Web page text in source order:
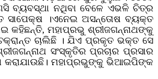
ବ୍ୟବସ୍ଥା ନଥିବା ବେଳେ ଏଭଳି ଚିତ୍ର
ସାପେକ୍ଷ ।ଏନେଇ ଅସନ୍ତୋଷ ବ୍ୟକ୍ତ
କହିଛନ୍ତି, ମହାପ୍ରଭୁ ଶ୍ରୀଜଗନ୍ନାଥଙ୍କୁ
ଚାଲିଛି । ଯିଏ ପ୍ରକୃତ ଭକ୍ତ ସେ
ସଂସ୍କୃତିର ପ୍ରଚାର ପ୍ରସାର
କରାଯାଉଛି। ମହାପ୍ରଭୁଙ୍କୁ ଭିଆଇପିଙ୍କ